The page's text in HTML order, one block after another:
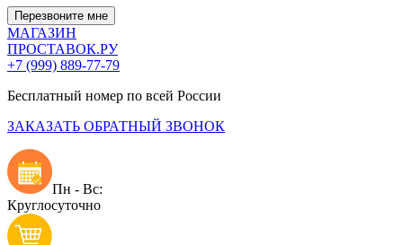
Перезвоните мне
МАГАЗИН
ПРОСТАВОК.РУ
+7 (999) 889-77-79
Бесплатный номер по всей России
ЗАКАЗАТЬ ОБРАТНЫЙ ЗВОНОК
Пн - Вс:
Круглосуточно